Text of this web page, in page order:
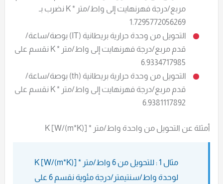
مربع/درجة فهرنهايت إلى واط/متر * K نضرب بـ
1.7295772056269
التحويل من وحدة حرارية بريطانية (IT) بوصة/ساعة/
قدم مربع/درجة فهرنهايت إلى واط/متر * K نقسم على
6.9334717985
التحويل من وحدة حرارية بريطانية (th) بوصة/ساعة/
قدم مربع/درجة فهرنهايت إلى واط/متر * K نقسم على
6.9381117892
أمثلة عن التحويل من واحدة واط/متر * K [W/(m*K)]
مثال 1 : للتحويل من 6 واط/متر * K [W/(m*K)]
لوحدة واط/سنتيمتر/درجة مئوية نقسم 6 على